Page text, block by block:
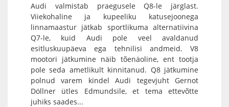
Audi valmistab praegusele Q8-le järglast.
Viiekohaline ja kupeeliku katusejoonega
linnamaastur jätkab sportlikuma alternatiivina
Q7-le, kuid Audi pole veel avaldanud
esitluskuupäeva ega tehnilisi andmeid. V8
mootori jätkumine näib tõenäoline, ent tootja
pole seda ametlikult kinnitanud. Q8 jätkumine
polnud varem kindel Audi tegevjuht Gernot
Döllner ütles Edmundsile, et tema ettevõtte
juhiks saades...